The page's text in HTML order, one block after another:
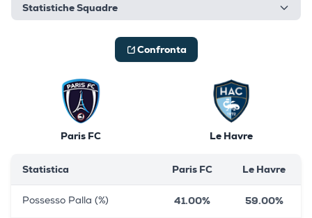
Statistiche Squadre
Confronta
Paris FC Le Havre
Statistica Paris FC Le Havre
Possesso Palla (%) 41.00% 59.00%